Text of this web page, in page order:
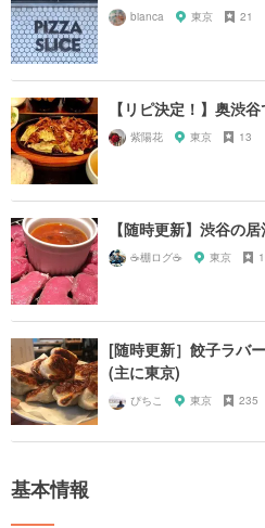
bianca 東京 21
【リピ決定！】奥渋
紫陽花 東京 13
【随時更新】渋谷の
☕️棚ログ☕️ 東京
[随時更新］餃子ラバ
(主に東京)
ぴちこ 東京 235
基本情報